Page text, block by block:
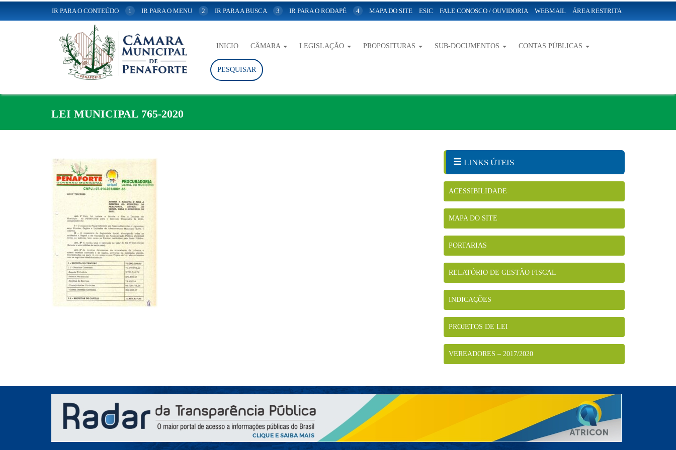
IR PARA O CONTEÚDO 1 IR PARA O MENU 2 IR PARA A BUSCA 3 IR PARA O RODAPÉ 4 MAPA DO SITE ESIC FALE CONOSCO / OUVIDORIA WEBMAIL ÁREA RESTRITA
INICIO CÂMARA LEGISLAÇÃO PROPOSITURAS SUB-DOCUMENTOS CONTAS PÚBLICAS
PESQUISAR
LEI MUNICIPAL 765-2020
LINKS ÚTEIS
ACESSIBILIDADE
MAPA DO SITE
PORTARIAS
RELATÓRIO DE GESTÃO FISCAL
INDICAÇÕES
PROJETOS DE LEI
VEREADORES – 2017/2020